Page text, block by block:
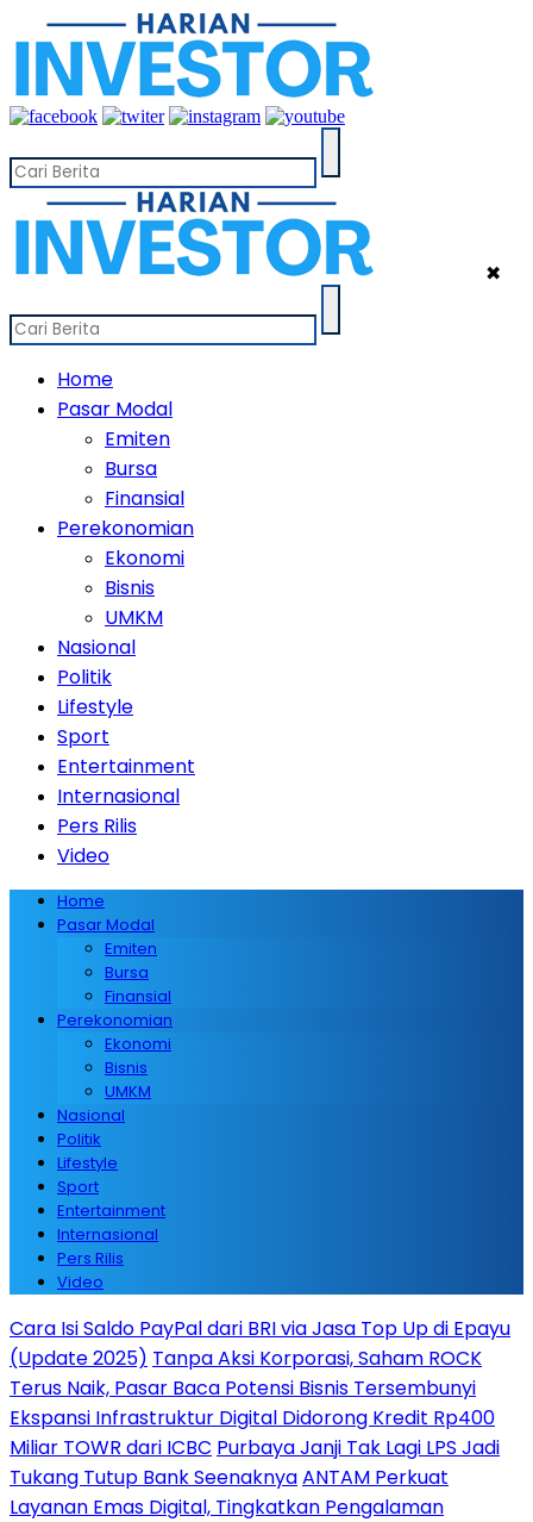
✖
Home
Pasar Modal
Emiten
Bursa
Finansial
Perekonomian
Ekonomi
Bisnis
UMKM
Nasional
Politik
Lifestyle
Sport
Entertainment
Internasional
Pers Rilis
Video
Home
Pasar Modal
Emiten
Bursa
Finansial
Perekonomian
Ekonomi
Bisnis
UMKM
Nasional
Politik
Lifestyle
Sport
Entertainment
Internasional
Pers Rilis
Video
Cara Isi Saldo PayPal dari BRI via Jasa Top Up di Epayu
(Update 2025) Tanpa Aksi Korporasi, Saham ROCK
Terus Naik, Pasar Baca Potensi Bisnis Tersembunyi
Ekspansi Infrastruktur Digital Didorong Kredit Rp400
Miliar TOWR dari ICBC Purbaya Janji Tak Lagi LPS Jadi
Tukang Tutup Bank SeenaknyaANTAM Perkuat
Layanan Emas Digital, Tingkatkan Pengalaman